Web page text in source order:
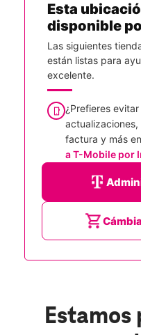
Esta
disponible
Las siguientes
están listas para
excelente.
¿Prefieres
factura y más
a T-Mobile por
Estamos